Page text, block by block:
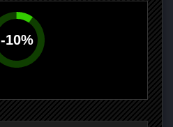
-10%